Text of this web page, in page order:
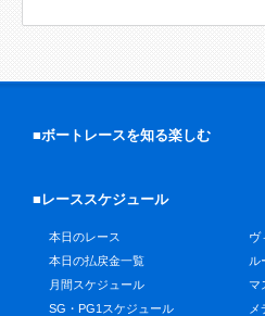
■ボートレースを知る楽しむ
■レーススケジュール
本日のレース
本日の払戻金一覧
月間スケジュール
SG・PG1スケジュール
ヴ
ル
マ
メ